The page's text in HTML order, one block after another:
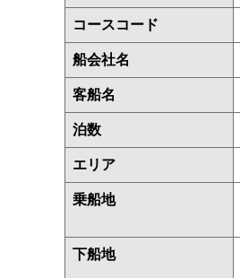
コースコード
船会社名
客船名
泊数
エリア
乗船地
下船地